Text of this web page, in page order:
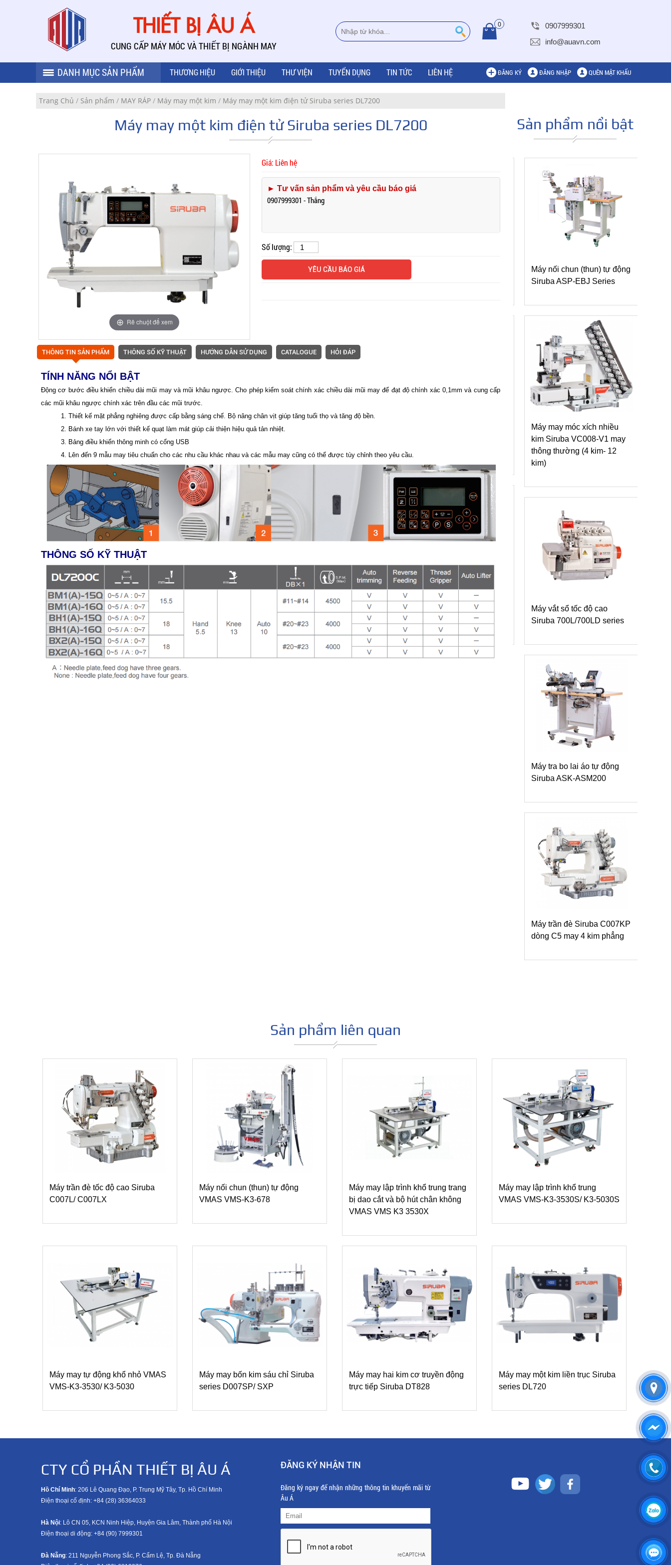
THIẾT BỊ ÂU Á
CUNG CẤP MÁY MÓC VÀ THIẾT BỊ NGÀNH MAY
0
0907999301
info@auavn.com
DANH MỤC SẢN PHẨM THƯƠNG HIỆU GIỚI THIỆU THƯ VIỆN TUYỂN DỤNG TIN TỨC LIÊN HỆ ĐĂNG KÝ ĐĂNG NHẬP QUÊN MẬT KHẨU
Trang Chủ / Sản phẩm / MAY RÁP / Máy may một kim / Máy may một kim điện tử Siruba series DL7200
Máy may một kim điện tử Siruba series DL7200
Rê chuột để xem
Giá: Liên hệ
► Tư vấn sản phẩm và yêu cầu báo giá
0907999301 - Thắng
Số lượng:
YÊU CẦU BÁO GIÁ
THÔNG TIN SẢN PHẨM THÔNG SỐ KỸ THUẬT HƯỚNG DẪN SỬ DỤNG CATALOGUE HỎI ĐÁP
TÍNH NĂNG NỔI BẬT
Động cơ bước điều khiển chiều dài mũi may và mũi khâu ngược. Cho phép kiểm soát chính xác chiều dài mũi may để đạt độ chính xác 0,1mm và cung cấp
các mũi khâu ngược chính xác trên đầu các mũi trước.
1. Thiết kế mặt phẳng nghiêng được cấp bằng sáng chế. Bộ nâng chân vịt giúp tăng tuổi thọ và tăng độ bền.
2. Bánh xe tay lớn với thiết kế quạt làm mát giúp cải thiện hiệu quả tản nhiệt.
3. Bảng điều khiển thông minh có cổng USB
4. Lên đến 9 mẫu may tiêu chuẩn cho các nhu cầu khác nhau và các mẫu may cũng có thể được tùy chỉnh theo yêu cầu.
THÔNG SỐ KỸ THUẬT
Sản phẩm nổi bật
Mặt bàn và thiết bị đi kèm
máy vắt sổ Siruba
bò mũi móc xích một kim
Máy trần đè Siruba S007K
dòng S5 -đường may lai cắt
vải bằng dao xén trái
Máy nối chun (thun) tự động
Siruba ASP-EBJ Series
Máy may móc xích nhiều
kim Siruba VC008-V1 may
thông thường (4 kim- 12
kim)
Máy vắt sổ tốc độ cao
Siruba 700L/700LD series
Máy tra bo lai áo tự động
Máy trần đè Siruba C007KP
dòng C5 may 4 kim phẳng
Máy may móc xích nhiều
kim Siruba VC008 dòng
(kèm theo tấm dẫn VCE)
Máy vắt sổ Siruba 700L
Máy vắt sổ Siruba 700L
Máy vắt sổ Siruba 700L
Máy trần đè Siruba
may vạt áo/ vắt sổ bọc
Sản phẩm liên quan
Máy trần đè tốc độ cao Siruba
C007L/ C007LX
Máy nối chun (thun) tự động
VMAS VMS-K3-678
Máy may lập trình khổ trung trang
bị dao cắt và bộ hút chân không
VMAS VMS K3 3530X
Máy may lập trình khổ trung
VMAS VMS-K3-3530S/ K3-5030S
Máy may tự động khổ nhỏ VMAS
VMS-K3-3530/ K3-5030
Máy may bốn kim sáu chỉ Siruba
series D007SP/ SXP
Máy may hai kim cơ truyền động
trực tiếp Siruba DT828
Máy may một kim liền trục Siruba
series DL720
CTY CỔ PHẦN THIẾT BỊ ÂU Á
Hồ Chí Minh: 206 Lê Quang Đạo, P. Trung Mỹ Tây, Tp. Hồ Chí Minh
Điện thoại cố định: +84 (28) 36364033
Hà Nội: Lô CN 05, KCN Ninh Hiệp, Huyện Gia Lâm, Thành phố Hà Nội
Điện thoại di động: +84 (90) 7999301
Đà Nẵng: 211 Nguyễn Phong Sắc, P. Cẩm Lệ, Tp. Đà Nẵng
ĐĂNG KÝ NHẬN TIN
Đăng ký ngay để nhận những thông tin khuyến mãi từ
Âu Á